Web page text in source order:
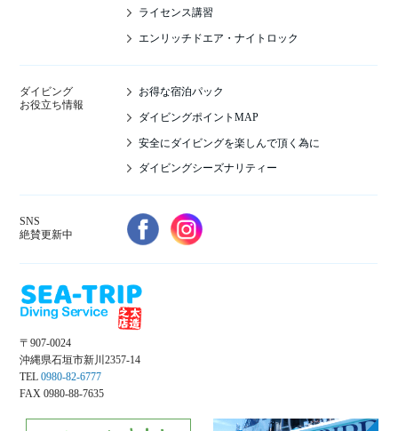
ライセンス講習
エンリッチドエア・ナイトロック
ダイビング
お役立ち情報
お得な宿泊パック
ダイビングポイントMAP
安全にダイビングを楽しんで頂く為に
ダイビングシーズナリティー
SNS
絶賛更新中
〒907-0024
沖縄県石垣市新川2357-14
TEL 0980-82-6777
FAX 0980-88-7635